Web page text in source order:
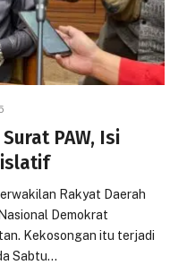
PAW, Isi
Rakyat Daerah
Demokrat
Kekosongan itu terjadi
Sabtu…